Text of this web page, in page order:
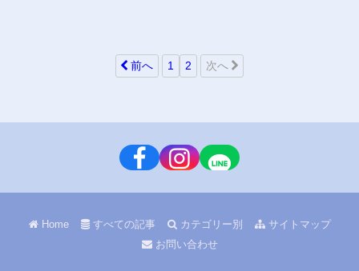
前へ 1 2 次へ
Home すべての記事 カテゴリー別
サイトマップ
お問い合わせ